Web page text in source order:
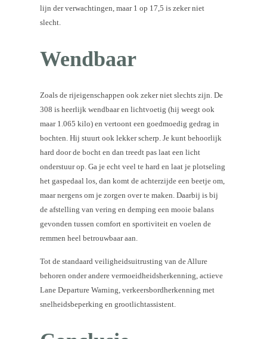
lijn der verwachtingen, maar 1 op 17,5 is zeker niet
slecht.
Wendbaar
Zoals de rijeigenschappen ook zeker niet slechts zijn. De
308 is heerlijk wendbaar en lichtvoetig (hij weegt ook
maar 1.065 kilo) en vertoont een goedmoedig gedrag in
bochten. Hij stuurt ook lekker scherp. Je kunt behoorlijk
hard door de bocht en dan treedt pas laat een licht
onderstuur op. Ga je echt veel te hard en laat je plotseling
het gaspedaal los, dan komt de achterzijde een beetje om,
maar nergens om je zorgen over te maken. Daarbij is bij
de afstelling van vering en demping een mooie balans
gevonden tussen comfort en sportiviteit en voelen de
remmen heel betrouwbaar aan.
Tot de standaard veiligheidsuitrusting van de Allure
behoren onder andere vermoeidheidsherkenning, actieve
Lane Departure Warning, verkeersbordherkenning met
snelheidsbeperking en grootlichtassistent.